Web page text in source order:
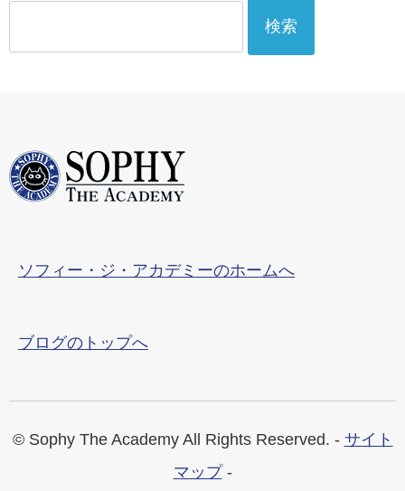
ソフィー・ジ・アカデミーのホームへ
ブログのトップへ
© Sophy The Academy All Rights Reserved. - サイト
マップ-